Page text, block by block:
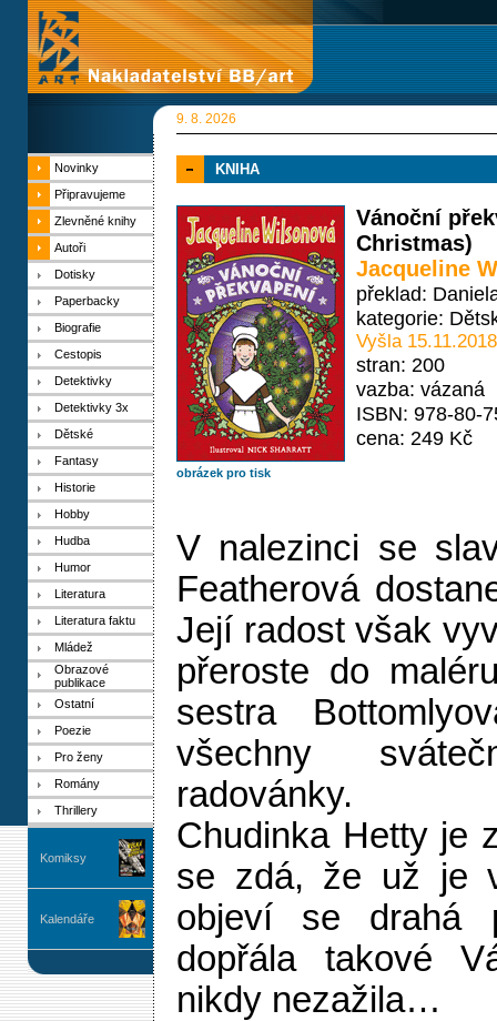
9. 8. 2026
Novinky
Připravujeme
Zlevněné knihy
Autoři
Dotisky
Paperbacky
Biografie
Cestopis
Detektivky
Detektivky 3x
Dětské
Fantasy
Historie
Hobby
Hudba
Humor
Literatura
Literatura faktu
Mládež
Obrazové
publikace
Ostatní
Poezie
Pro ženy
Romány
Thrillery
Komiksy
Kalendáře
KNIHA
obrázek pro tisk
Vánoční
Christmas)
Jacqueline
překlad:
kategorie:
Vyšla 15.11.2018
stran: 200
vazba: vázaná
ISBN: 978-80-
cena: 249 Kč
V nalezinci se
Featherová
Její radost však
přeroste do
sestra
všechny
radovánky.
Chudinka Hetty je
se zdá, že už je
objeví se drahá
dopřála takové
nikdy nezažila…